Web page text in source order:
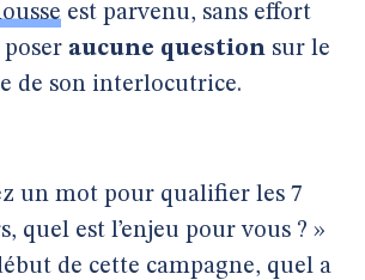
est parvenu, sans effort
aucune question sur le
de son interlocutrice.
un mot pour qualifier les 7
quel est l’enjeu pour vous ? »
de cette campagne, quel a